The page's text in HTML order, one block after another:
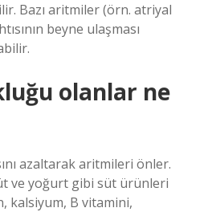
Bazı aritmiler (örn. atriyal
beyne ulaşması
olanlar ne
azaltarak aritmileri önler.
ve yoğurt gibi süt ürünleri
kalsiyum, B vitamini,